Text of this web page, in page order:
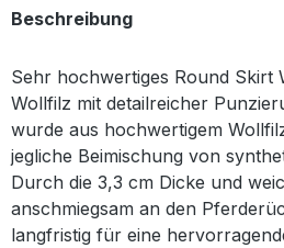
Beschreibung
Sehr hochwertiges Round Skirt
Wollfilz mit detailreicher
wurde aus hochwertigem
jegliche Beimischung von
Durch die 3,3 cm Dicke und
anschmiegsam an den
langfristig für eine